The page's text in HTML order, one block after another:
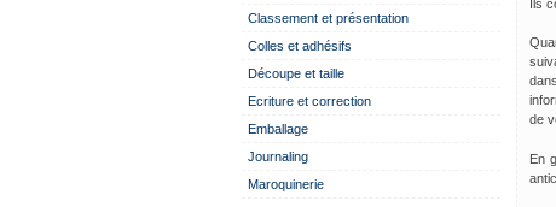
Classement et présentation
Colles et adhésifs
Découpe et taille
Ecriture et correction
Emballage
Journaling
Maroquinerie
Ils
de
En